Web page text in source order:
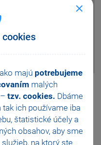
majú potrebujeme
malých
tzv. cookies. Dbáme
tak ich používame iba
štatistické účely a
obsahov, aby sme
na ktorý ste
nepustí dál, musíte
serveru, kde se nachází plná
Pomohla Vám tato
odpověď?
Ano
Ne Nevím
Odeslat Tisknout